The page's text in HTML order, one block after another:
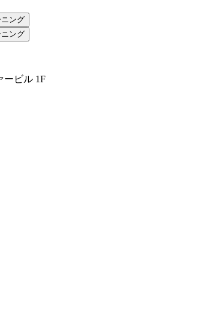
ング
ング
ービル 1F